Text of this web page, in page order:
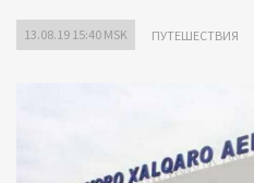
13.08.19 15:40 MSK ПУТЕШЕСТВИЯ